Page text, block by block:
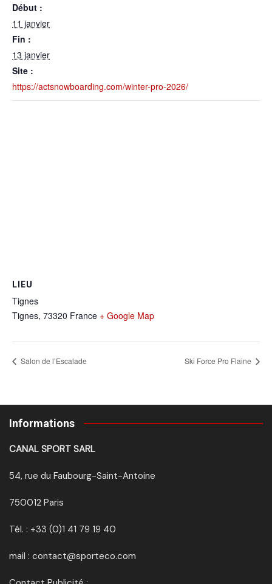
Début :
11 janvier
Fin :
13 janvier
Site :
https://actsnowboarding.com/winter-pro-2026/
LIEU
Tignes
Tignes, 73320 France + Google Map
Salon de l’Escalade Ski Force Pro Flaine
Informations
CANAL SPORT SARL
54, rue du Faubourg-Saint-Antoine
750012 Paris
Tél. : +33 (0)1 41 79 19 40
mail : contact@sporteco.com